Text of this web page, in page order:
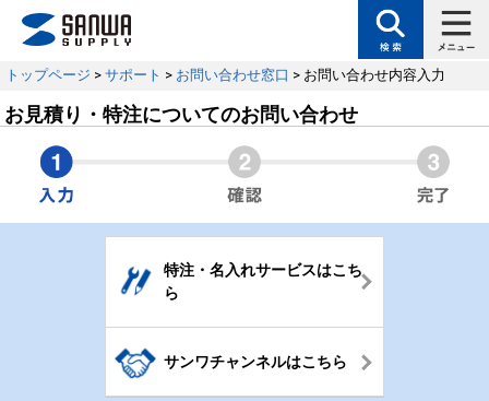
トップページ > サポート > お問い合わせ窓口 > お問い合わせ内容入力
お見積り・特注についてのお問い合わせ
特注・名入れサービスはこち
ら
サンワチャンネルはこちら